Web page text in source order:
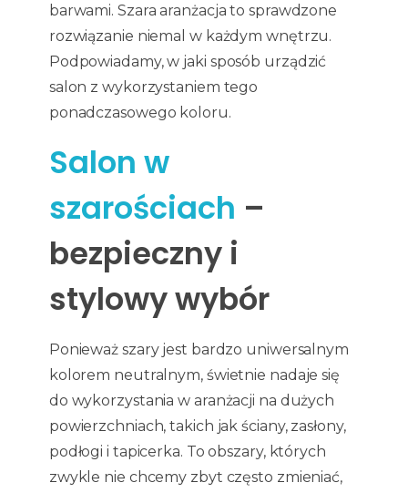
barwami. Szara aranżacja to sprawdzone
rozwiązanie niemal w każdym wnętrzu.
Podpowiadamy, w jaki sposób urządzić
salon z wykorzystaniem tego
ponadczasowego koloru.
Salon w
szarościach –
bezpieczny i
stylowy wybór
Ponieważ szary jest bardzo uniwersalnym
kolorem neutralnym, świetnie nadaje się
do wykorzystania w aranżacji na dużych
powierzchniach, takich jak ściany, zasłony,
podłogi i tapicerka. To obszary, których
zwykle nie chcemy zbyt często zmieniać,